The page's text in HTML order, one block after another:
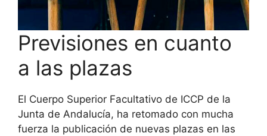
Previsiones en cuanto
a las plazas
El Cuerpo Superior Facultativo de ICCP de la
Junta de Andalucía, ha retomado con mucha
fuerza la publicación de nuevas plazas en las